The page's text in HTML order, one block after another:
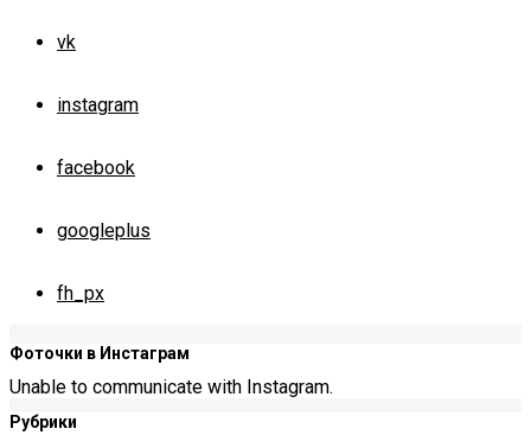
vk
instagram
facebook
googleplus
fh_px
Фоточки в Инстаграм
Unable to communicate with Instagram.
Рубрики